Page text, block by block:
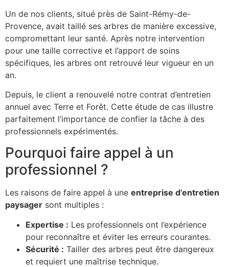
Un de nos clients, situé près de Saint-Rémy-de-
Provence, avait taillé ses arbres de manière excessive,
compromettant leur santé. Après notre intervention
pour une taille corrective et l’apport de soins
spécifiques, les arbres ont retrouvé leur vigueur en un
an.
Depuis, le client a renouvelé notre contrat d’entretien
annuel avec Terre et Forêt. Cette étude de cas illustre
parfaitement l’importance de confier la tâche à des
professionnels expérimentés.
Pourquoi faire appel à un
professionnel ?
Les raisons de faire appel à une entreprise d’entretien
paysager sont multiples :
Expertise : Les professionnels ont l’expérience
pour reconnaître et éviter les erreurs courantes.
Sécurité : Tailler des arbres peut être dangereux
et requiert une maîtrise technique.